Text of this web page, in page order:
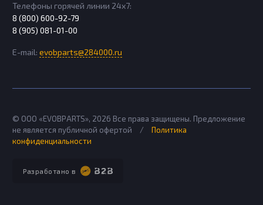
Телефоны горячей линии 24х7:
8 (800) 600-92-79
8 (905) 081-01-00
E-mail: evobparts@284000.ru
Разработано в
© ООО «EVOBPARTS», 2026 Все права защищены. Предложение
не является публичной офертой
/
Политика
конфиденциальности